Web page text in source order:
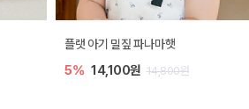
플랫 아기 밀짚 파나마햇
5% 14,100원 14,800원